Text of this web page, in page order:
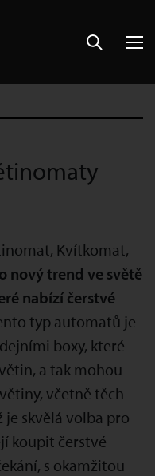
Kvítkomat,
nový trend ve světě
nabízí čerstvé
typ automatů je
boxy, které
a tak mohou
včetně těch
skvělá volba pro
koupit čerstvé
s okamžitou